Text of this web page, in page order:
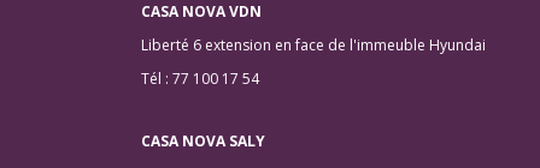
CASA NOVA VDN
Liberté 6 extension en face de l'immeuble Hyundai
Tél : 77 100 17 54
CASA NOVA SALY